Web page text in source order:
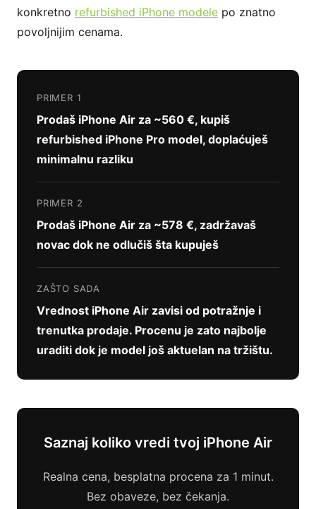
konkretno refurbished iPhone modele po znatno
povoljnijim cenama.
PRIMER 1
Prodaš iPhone Air za ~560 €, kupiš
refurbished iPhone Pro model, doplaćuješ
minimalnu razliku
PRIMER 2
Prodaš iPhone Air za ~578 €, zadržavaš
novac dok ne odlučiš šta kupuješ
ZAŠTO SADA
Vrednost iPhone Air zavisi od potražnje i
trenutka prodaje. Procenu je zato najbolje
uraditi dok je model još aktuelan na tržištu.
Saznaj koliko vredi tvoj iPhone Air
Realna cena, besplatna procena za 1 minut.
Bez obaveze, bez čekanja.